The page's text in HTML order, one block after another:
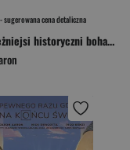
- sugerowana cena detaliczna
Najpotężniejsi historyczni bohaterowie. Avengers. Tom 11